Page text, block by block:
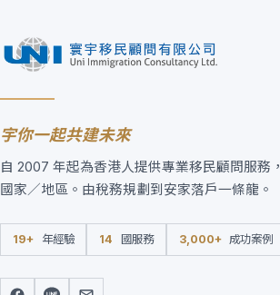
宇你一起共建未來
自 2007 年起為香港人提供專業移民顧問服務
國家／地區。由稅務規劃到安家落戶一條龍。
19+ 年經驗 14 國服務 3,000+ 成功案例